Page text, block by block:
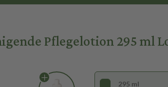
Pflegelotion 295 ml
295 ml